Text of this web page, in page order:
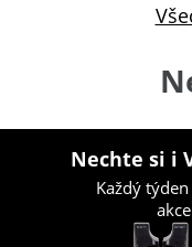
Nechte si i
Každý